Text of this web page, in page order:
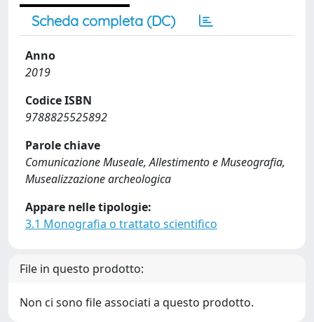
Scheda completa (DC)
Anno
2019
Codice ISBN
9788825525892
Parole chiave
Comunicazione Museale, Allestimento e Museografia,
Musealizzazione archeologica
Appare nelle tipologie:
3.1 Monografia o trattato scientifico
File in questo prodotto:
Non ci sono file associati a questo prodotto.